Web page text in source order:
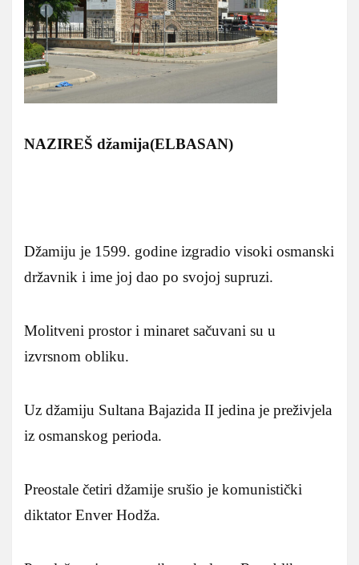
NAZIREŠ džamija(ELBASAN)
Džamiju je 1599. godine izgradio visoki osmanski
državnik i ime joj dao po svojoj supruzi.
Molitveni prostor i minaret sačuvani su u
izvrsnom obliku.
Uz džamiju Sultana Bajazida II jedina je preživjela
iz osmanskog perioda.
Preostale četiri džamije srušio je komunistički
diktator Enver Hodža.